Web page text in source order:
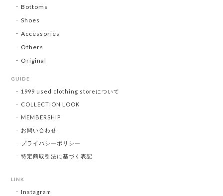
Bottoms
Shoes
Accessories
Others
Original
GUIDE
1999 used clothing storeについて
COLLECTION LOOK
MEMBERSHIP
お問い合わせ
プライバシーポリシー
特定商取引法に基づく表記
LINK
Instagram